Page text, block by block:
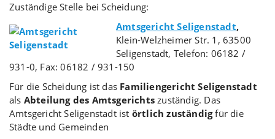
Zuständige Stelle bei Scheidung:
Amtsgericht Seligenstadt,
Klein-Welzheimer Str. 1, 63500
Seligenstadt, Telefon: 06182 /
931-0, Fax: 06182 / 931-150
Für die Scheidung ist das Familiengericht Seligenstadt
als Abteilung des Amtsgerichts zuständig. Das
Amtsgericht Seligenstadt ist örtlich zuständigfür die
Städte und Gemeinden